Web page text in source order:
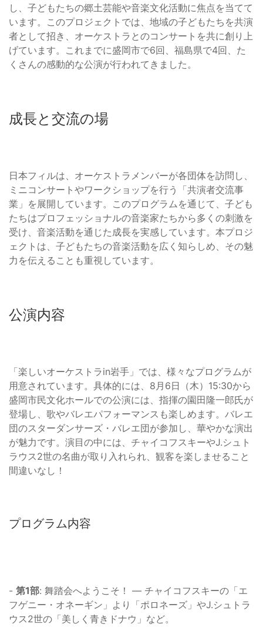
し、子どもたちの郷土芸能や音楽文化活動に焦点を当てて
います。このプロジェクトでは、地域の子どもたちを共演
者として招き、オーケストラとのコンサートを共に創り上
げています。これまでに盛岡市で6回、福島県で4回、た
くさんの感動的な公演が行われてきました。
成長と交流の場
日本フィルは、オーケストラメンバーが各団体を訪問し、
ミニコンサートやワークショップを行う「共演者交流事
業」を展開しています。このプログラムを通じて、子ども
たちはプロフェッショナルの音楽家たちから多くの刺激を
受け、音楽活動を通じた成長を実感しています。本プロジ
ェクトは、子どもたちの音楽活動を広く知らしめ、その魅
力を伝えることも重視しています。
公演内容
「楽しいオーケストラin岩手」では、様々なプログラムが
用意されています。具体的には、8月6日（木）15:30から
盛岡市民文化ホールでの公演には、指揮の園田隆一郎氏が
登場し、歌やバレエパフォーマンスも楽しめます。バレエ
団のスターダンサーズ・バレエ団が参加し、華やかな演出
が魅力です。演目の中には、チャイコフスキーやJ.シュト
ラウス2世の名曲が取り入れられ、観客を楽しませること
間違いなし！
プログラム内容
- 第1部: 舞踏会へようこそ！ — チャイコフスキーの「エ
フゲニー・オネーギン」より「ポロネーズ」やJ.シュトラ
ウス2世の「美しく青きドナウ」など。